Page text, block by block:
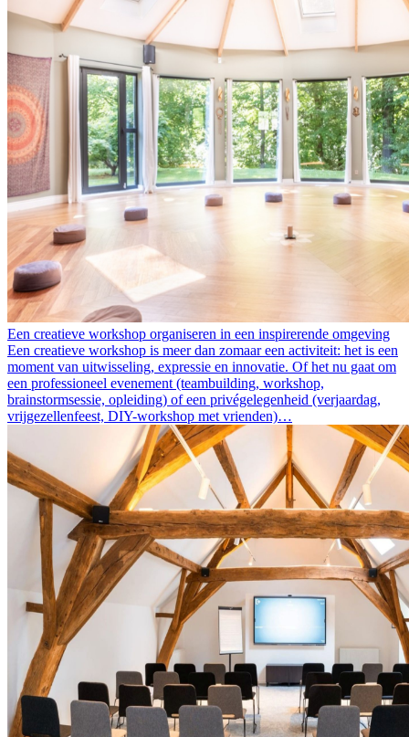
Een creatieve workshop organiseren in een inspirerende omgeving
Een creatieve workshop is meer dan zomaar een activiteit: het is een
moment van uitwisseling, expressie en innovatie. Of het nu gaat om
een professioneel evenement (teambuilding, workshop,
brainstormsessie, opleiding) of een privégelegenheid (verjaardag,
vrijgezellenfeest, DIY-workshop met vrienden)…